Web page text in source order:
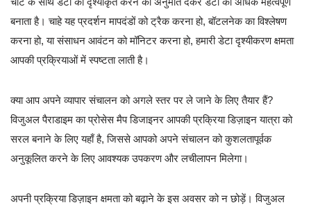
बनाता है। चाहे यह प्रदर्शन मापदंडों को ट्रैक करना हो, बॉटलनेक का विश्लेषण
करना हो, या संसाधन आवंटन को मॉनिटर करना हो, हमारी डेटा दृश्यीकरण क्षमता
आपकी प्रक्रियाओं में स्पष्टता लाती है।
क्या आप अपने व्यापार संचालन को अगले स्तर पर ले जाने के लिए तैयार हैं?
विजुअल पैराडाइम का प्रोसेस मैप डिजाइनर आपकी प्रक्रिया डिज़ाइन यात्रा को
सरल बनाने के लिए यहाँ है, जिससे आपको अपने संचालन को कुशलतापूर्वक
अनुकूलित करने के लिए आवश्यक उपकरण और लचीलापन मिलेगा।
अपनी प्रक्रिया डिज़ाइन क्षमता को बढ़ाने के इस अवसर को न छोड़ें। विजुअल